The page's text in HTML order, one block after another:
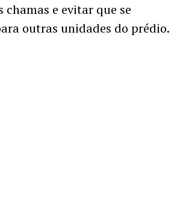
chamas e evitar que se
outras unidades do prédio.